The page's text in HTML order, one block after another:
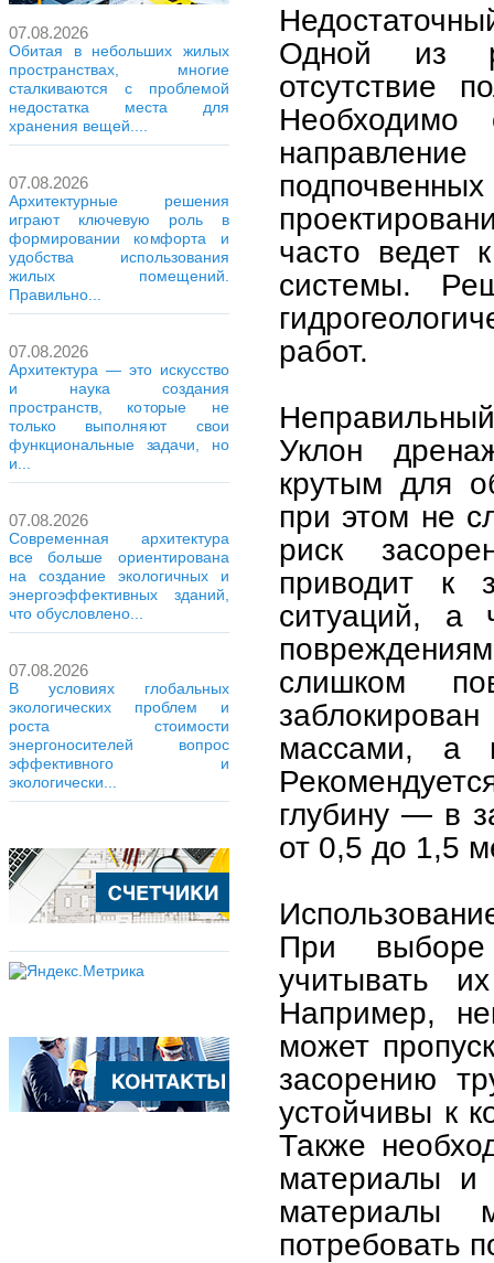
07.08.2026
Обитая в небольших жилых
пространствах, многие
сталкиваются с проблемой
недостатка места для
хранения вещей....
07.08.2026
Архитектурные решения
играют ключевую роль в
формировании комфорта и
удобства использования
жилых помещений.
Правильно...
07.08.2026
Архитектура — это искусство
и наука создания
пространств, которые не
только выполняют свои
функциональные задачи, но
и...
07.08.2026
Современная архитектура
все больше ориентирована
на создание экологичных и
энергоэффективных зданий,
что обусловлено...
07.08.2026
В условиях глобальных
экологических проблем и
роста стоимости
энергоносителей вопрос
эффективного и
экологически...
Одной из
отсутствие
Необходимо
часто ведет
системы.
работ.
Уклон
крутым для
при этом не
риск
приводит к
ситуаций, а
слишком
массами, а
глубину — в
от 0,5 до 1,5
При
учитывать
Например,
может
засорению
устойчивы к
Также
материалы и
материалы
потребовать